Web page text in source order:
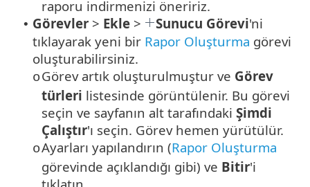
raporu indirmenizi öneririz.
• Görevler > Ekle > Sunucu Görevi'ni
tıklayarak yeni bir Rapor Oluşturma görevi
oluşturabilirsiniz.
oGörev artık oluşturulmuştur ve Görev
türleri listesinde görüntülenir. Bu görevi
seçin ve sayfanın alt tarafındaki Şimdi
Çalıştır'ı seçin. Görev hemen yürütülür.
oAyarları yapılandırın (Rapor Oluşturma
görevinde açıklandığı gibi) ve Bitir'i